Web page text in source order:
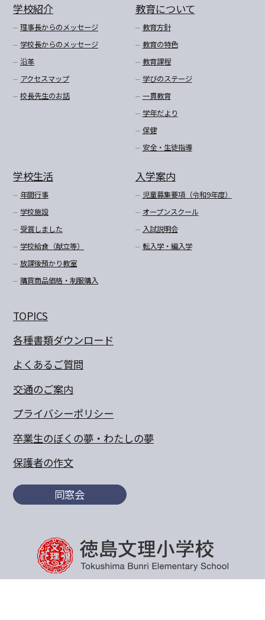
学校紹介
理事長からのメッセージ
学校長からのメッセージ
沿革
アクセスマップ
校長先生のお話
教育について
教育方針
教育の特色
教育課程
学びのステージ
一貫教育
学年だより
保健
安全・生徒指導
学校生活
年間行事
学校施設
受賞しました
学校給食（献立等）
放課後預かり教室
購買商品価格・制服購入
入学案内
児童募集要項（令和9年度）
オープンスクール
入試説明会
転入学・編入学
TOPICS
各種書類ダウンロード
よくあるご質問
交通のご案内
プライバシーポリシー
卒業生のぼくの夢・わたしの夢
保護者の作文
同窓会